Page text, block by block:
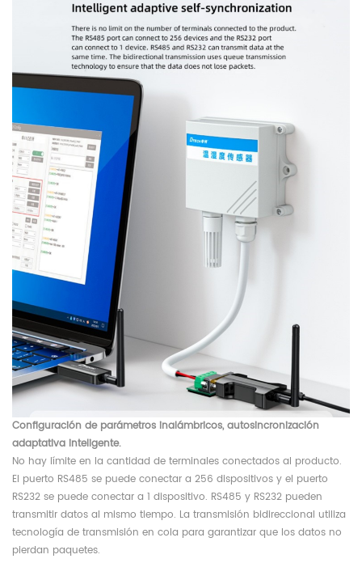
Configuración de parámetros inalámbricos, autosincronización
adaptativa inteligente.
No hay límite en la cantidad de terminales conectados al producto.
El puerto RS485 se puede conectar a 256 dispositivos y el puerto
RS232 se puede conectar a 1 dispositivo. RS485 y RS232 pueden
transmitir datos al mismo tiempo. La transmisión bidireccional utiliza
tecnología de transmisión en cola para garantizar que los datos no
pierdan paquetes.